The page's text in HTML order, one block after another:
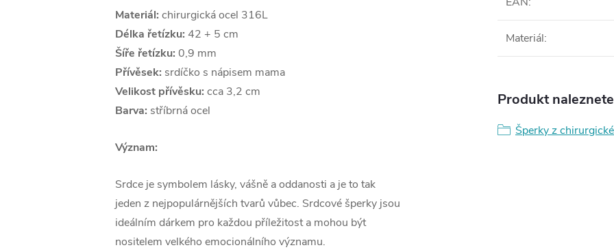
Materiál: chirurgická ocel 316L
Délka řetízku: 42 + 5 cm
Šíře řetízku: 0,9 mm
Přívěsek: srdíčko s nápisem mama
Velikost přívěsku: cca 3,2 cm
Barva: stříbrná ocel
Význam:
Srdce je symbolem lásky, vášně a oddanosti a je to tak
jeden z nejpopulárnějších tvarů vůbec. Srdcové šperky jsou
ideálním dárkem pro každou příležitost a mohou být
nositelem velkého emocionálního významu.
Materiál:
Produkt
Šperky z